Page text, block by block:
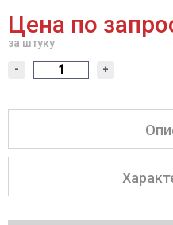
Цена по
за штуку
- +